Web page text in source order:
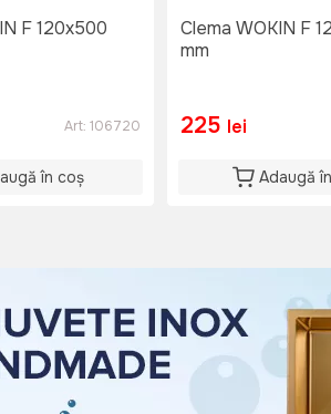
F 120x500
Art: 106720
în coș
Clema WOKIN F
mm
225 lei
Adaugă